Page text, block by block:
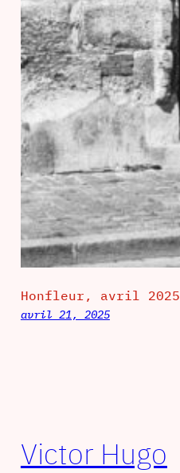
Honfleur, avril 2025
avril 21, 2025
Victor Hugo